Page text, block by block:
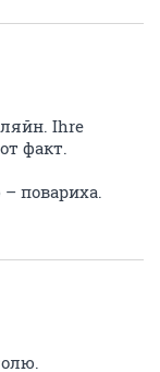
Ihre
факт.
повариха.